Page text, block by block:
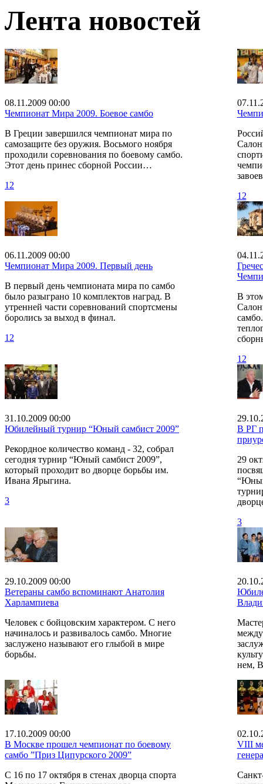
Лента новостей
08.11.2009 00:00
Чемпионат Мира 2009. Боевое самбо
В Греции завершился чемпионат мира по
самозащите без оружия. Восьмого ноября
проходили соревнования по боевому самбо.
Этот день принес сборной России…
12
12
06.11.2009 00:00
Чемпионат Мира 2009. Первый день
В первый день чемпионата мира по самбо
было разыграно 10 комплектов наград. В
утренней части соревнований спортсмены
боролись за выход в финал.
12
В
12
31.10.2009 00:00
Юбилейный турнир “Юный самбист 2009”
Рекордное количество команд - 32, собрал
сегодня турнир “Юный самбист 2009”,
который проходит во дворце борьбы им.
Ивана Ярыгина.
3
В РГ
29
3
29.10.2009 00:00
Ветераны самбо вспоминают Анатолия
Харлампиева
Человек с бойцовским характером. С него
начиналось и развивалось самбо. Многие
заслужено называют его глыбой в мире
борьбы.
нем,
17.10.2009 00:00
В Москве прошел чемпионат по боевому
самбо ”Приз Ципурского 2009”
С 16 по 17 октября в стенах дворца спорта
VIII